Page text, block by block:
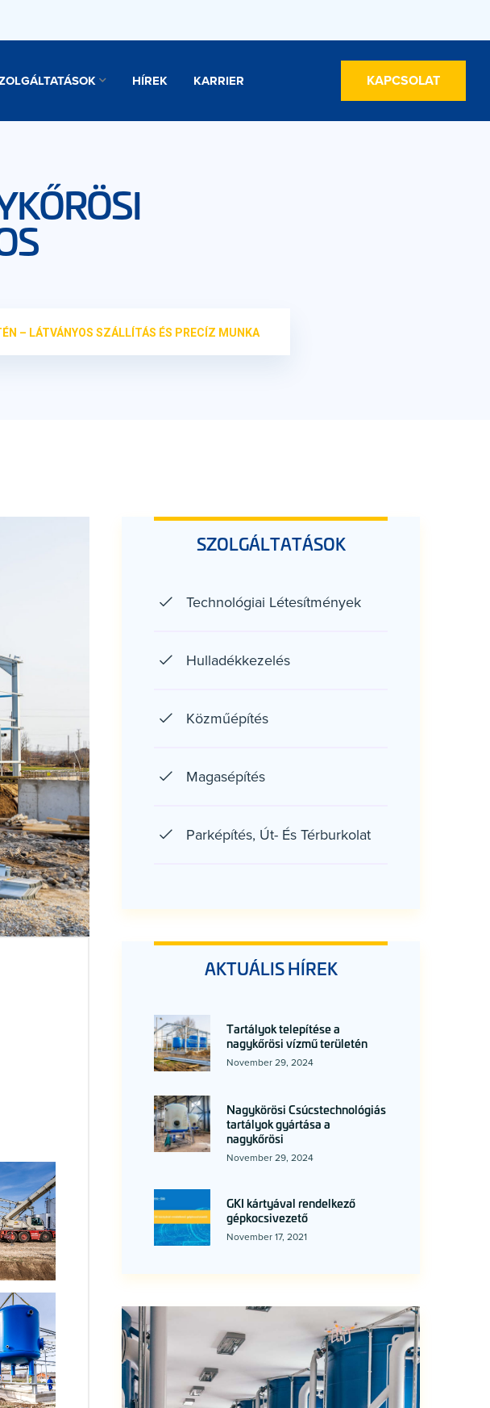
KAPCSOLAT
HÍREK KARRIER
– LÁTVÁNYOS SZÁLLÍTÁS ÉS PRECÍZ MUNKA
SZOLGÁLTATÁSOK
Technológiai Létesítmények
Hulladékkezelés
Közműépítés
Magasépítés
Parképítés, Út- És Térburkolat
AKTUÁLIS HÍREK
Tartályok telepítése a
nagykőrösi vízmű területén
November 29, 2024
Nagykörösi Csúcstechnológiás
tartályok gyártása a
nagykőrösi
November 29, 2024
GKI kártyával rendelkező
gépkocsivezető
November 17, 2021